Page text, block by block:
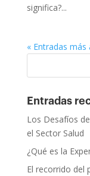
significa?...
« Entradas más
Entradas
Los Desafíos
el Sector Salud
¿Qué es la
El recorrido del